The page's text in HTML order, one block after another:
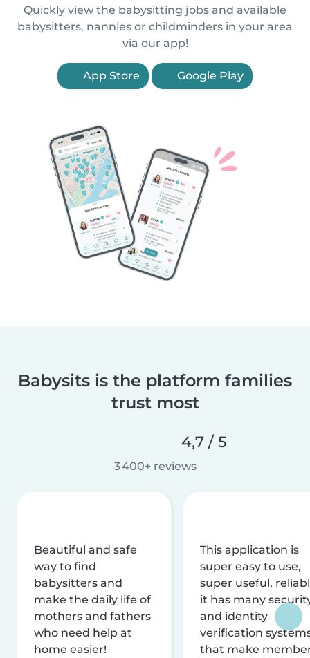
Quickly view the babysitting jobs and available
babysitters, nannies or childminders in your area
via our app!
App Store Google Play
Babysits is the platform families
trust most
4,7 / 5
3 400+ reviews
Beautiful and safe
way to find
babysitters and
make the daily life of
mothers and fathers
who need help at
home easier!
This application is
super easy to use,
super useful,
it has many
and identity
verification
that make